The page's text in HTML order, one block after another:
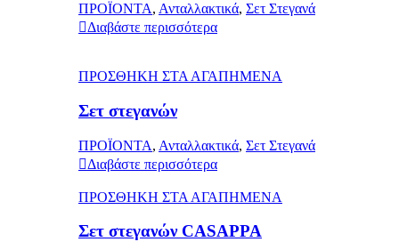
ΠΡΟΪΟΝΤΑ, Ανταλλακτικά, Σετ Στεγανά
Διαβάστε περισσότερα
ΠΡΟΣΘΗΚΗ ΣΤΑ ΑΓΑΠΗΜΕΝΑ
Σετ στεγανών
ΠΡΟΪΟΝΤΑ, Ανταλλακτικά, Σετ Στεγανά
Διαβάστε περισσότερα
ΠΡΟΣΘΗΚΗ ΣΤΑ ΑΓΑΠΗΜΕΝΑ
Σετ στεγανών CASAPPA